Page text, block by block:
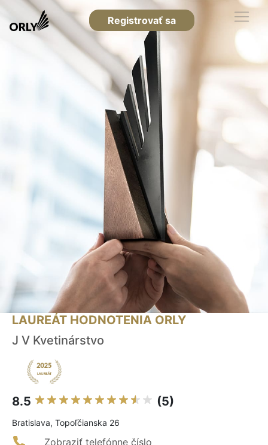
Registrovať sa
LAUREÁT HODNOTENIA ORLY
J V Kvetinárstvo
8.5 (5)
Bratislava, Topoľčianska 26
Zobraziť telefónne číslo